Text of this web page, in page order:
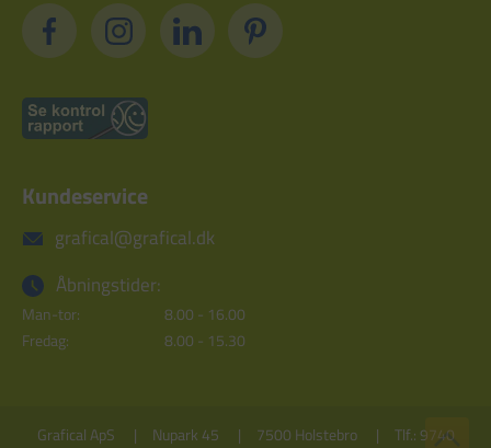
Kundeservice
grafical@grafical.dk
Åbningstider:
Man-tor:
8.00 - 16.00
Fredag:
8.00 - 15.30
Grafical ApS Nupark 45 7500 Holstebro
Tlf.: 9740